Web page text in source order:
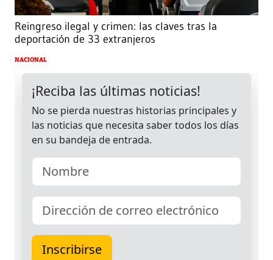
Reingreso ilegal y crimen: las claves tras la
deportación de 33 extranjeros
NACIONAL